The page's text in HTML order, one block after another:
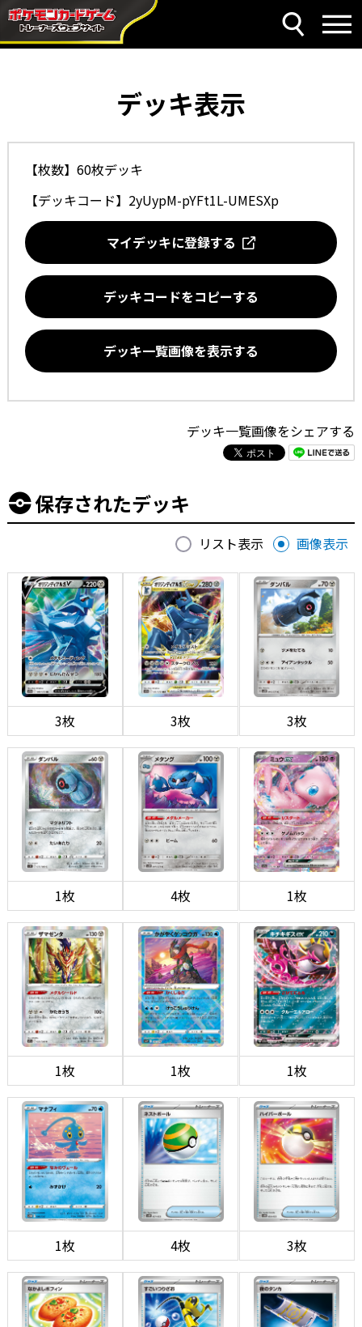
デッキ表示
【枚数】60枚デッキ
【デッキコード】 2yUypM-pYFt1L-UMESXp
マイデッキに登録する
デッキコードをコピーする
デッキ一覧画像を表示する
デッキ一覧画像をシェアする
保存されたデッキ
リスト表示 画像表示
3枚 3枚 3枚
1枚 4枚 1枚
1枚 1枚 1枚
1枚 4枚 3枚